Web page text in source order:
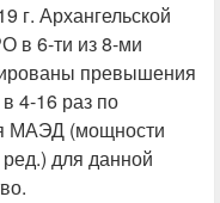
г. Архангельской
в 6-ти из 8-ми
превышения
4-16 раз по
МАЭД (мощности
для данной